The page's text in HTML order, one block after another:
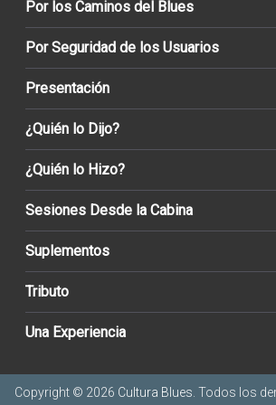
Por los Caminos del Blues
Por Seguridad de los Usuarios
Presentación
¿Quién lo Dijo?
¿Quién lo Hizo?
Sesiones Desde la Cabina
Suplementos
Tributo
Una Experiencia
Copyright © 2026 Cultura Blues . Todos los